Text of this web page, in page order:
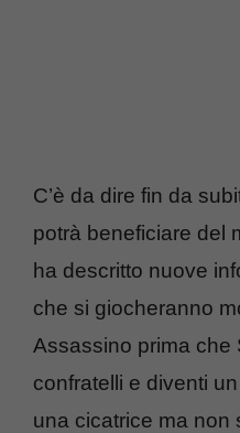
C’è da dire fin da
potrà beneficiare del
ha descritto nuove
che si giocheranno
Assassino prima che
confratelli e diventi
una cicatrice ma non